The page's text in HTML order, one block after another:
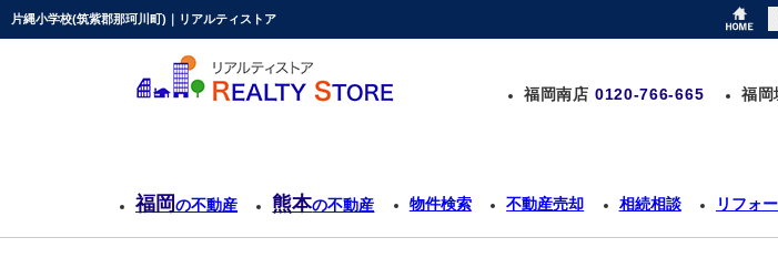
片縄小学校(筑紫郡那珂川町)｜リアルティストア
福岡南店 0120-766-665 福岡
福岡の不動産 熊本の不動産 物件検索 不動産売却 相続相談 リフォ